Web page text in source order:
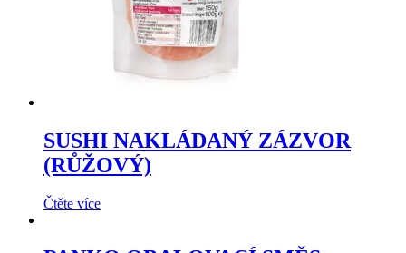
SUSHI NAKLÁDANÝ ZÁZVOR
(RŮŽOVÝ)
Čtěte více